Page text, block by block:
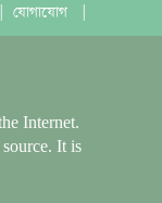
যোগাযোগ
Internet.
It is